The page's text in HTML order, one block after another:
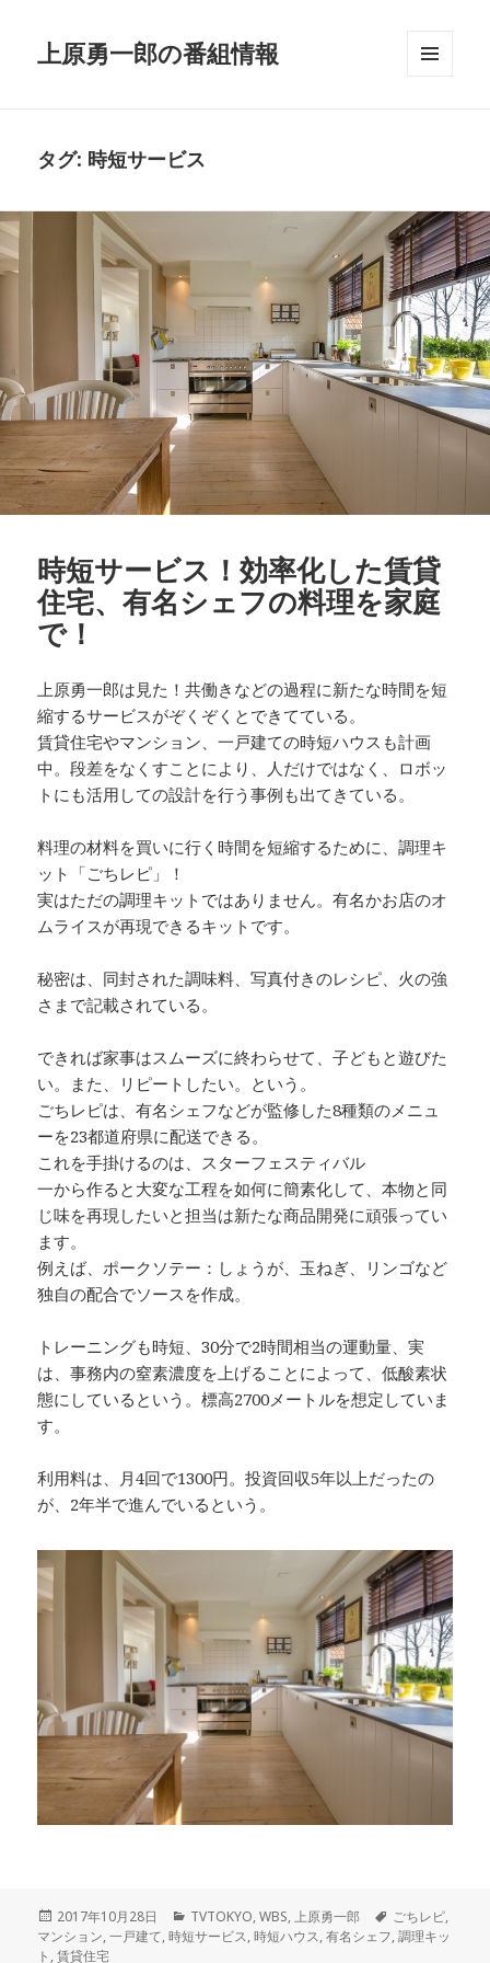
上原勇一郎の番組情報
タグ: 時短サービス
時短サービス！効率化した賃貸
住宅、有名シェフの料理を家庭
で！
上原勇一郎は見た！共働きなどの過程に新たな時間を短
縮するサービスがぞくぞくとできてている。
賃貸住宅やマンション、一戸建ての時短ハウスも計画
中。段差をなくすことにより、人だけではなく、ロボッ
トにも活用しての設計を行う事例も出てきている。
料理の材料を買いに行く時間を短縮するために、調理キ
ット「ごちレピ」！
実はただの調理キットではありません。有名かお店のオ
ムライスが再現できるキットです。
秘密は、同封された調味料、写真付きのレシピ、火の強
さまで記載されている。
できれば家事はスムーズに終わらせて、子どもと遊びた
い。また、リピートしたい。という。
ごちレピは、有名シェフなどが監修した8種類のメニュ
ーを23都道府県に配送できる。
これを手掛けるのは、スターフェスティバル
一から作ると大変な工程を如何に簡素化して、本物と同
じ味を再現したいと担当は新たな商品開発に頑張ってい
ます。
例えば、ポークソテー：しょうが、玉ねぎ、リンゴなど
独自の配合でソースを作成。
トレーニングも時短、30分で2時間相当の運動量、実
は、事務内の窒素濃度を上げることによって、低酸素状
態にしているという。標高2700メートルを想定していま
す。
利用料は、月4回で1300円。投資回収5年以上だったの
が、2年半で進んでいるという。
投
稿
日:
2017年10月28日
カ
テ
TVTOKYO,WBS,上原勇一郎
タ
グ
ごちレピ,
マンション,一戸建て,時短サービス,時短ハウス,有名シェフ,調理キッ
ト ,賃貸住宅